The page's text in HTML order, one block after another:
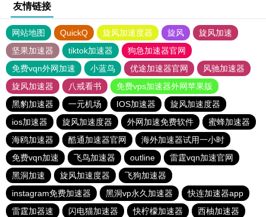
友情链接
网站地图 QuickQ 旋风加速度器 旋风
旋风加速
坚果加速器
tiktok加速器
狗急加速器官网
免费vqn外网加速
小蓝鸟 优途加速器官网
风驰加速器
旋风加速器
八戒看书
免费vps加速器外网苹果版
黑豹加速器
一元机场 IOS加速器
旋风加速度器
ios加速器
旋风加速度器 外网加速免费软件
蜜蜂加速器
海鸥加速器
酷通加速器官网
海外加速器试用一小时
免费vqn加速
飞鸟加速器 outline
雷霆vqn加速官网
黑洞加速
旋风加速度器
飞狗加速器
instagram免费加速器
黑洞vp永久加速器
快连加速器app
雷霆加器速
闪电猫加速器 快柠檬加速器
西柚加速器